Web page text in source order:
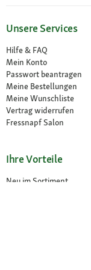
Unsere Services
Hilfe & FAQ
Mein Konto
Passwort beantragen
Meine Bestellungen
Meine Wunschliste
Vertrag widerrufen
Fressnapf Salon
Ihre Vorteile
Neu im Sortiment